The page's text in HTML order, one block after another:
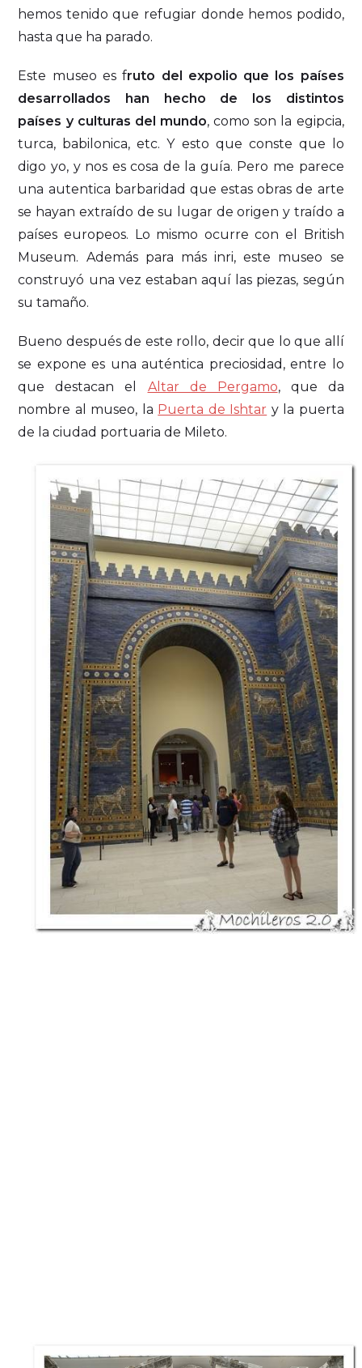
hemos tenido que refugiar donde hemos podido,
hasta que ha parado.
Este museo es fruto del expolio que los países
desarrollados han hecho de los distintos
países y culturas del mundo, como son la egipcia,
turca, babilonica, etc. Y esto que conste que lo
digo yo, y nos es cosa de la guía. Pero me parece
una autentica barbaridad que estas obras de arte
se hayan extraído de su lugar de origen y traído a
países europeos. Lo mismo ocurre con el British
Museum. Además para más inri, este museo se
construyó una vez estaban aquí las piezas, según
su tamaño.
Bueno después de este rollo, decir que lo que allí
se expone es una auténtica preciosidad, entre lo
que destacan el Altar de Pergamo, que da
nombre al museo, la Puerta de Ishtar y la puerta
de la ciudad portuaria de Mileto.